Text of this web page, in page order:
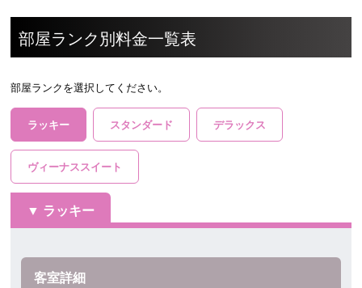
部屋ランク別料金一覧表
部屋ランクを選択してください。
ラッキー スタンダード デラックス
ヴィーナススイート
ラッキー
客室詳細